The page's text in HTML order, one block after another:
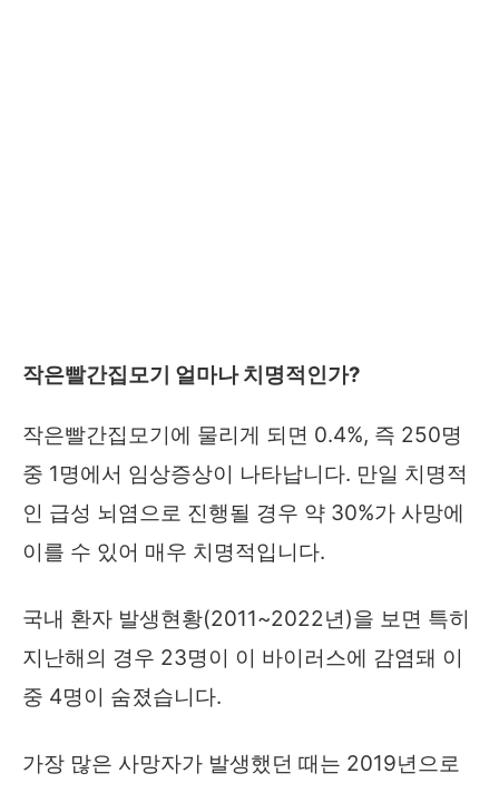
작은빨간집모기 얼마나 치명적인가?
작은빨간집모기에 물리게 되면 0.4%, 즉 250명
중 1명에서 임상증상이 나타납니다. 만일 치명적
인 급성 뇌염으로 진행될 경우 약 30%가 사망에
이를 수 있어 매우 치명적입니다.
국내 환자 발생현황(2011~2022년)을 보면 특히
지난해의 경우 23명이 이 바이러스에 감염돼 이
중 4명이 숨졌습니다.
가장 많은 사망자가 발생했던 때는 2019년으로